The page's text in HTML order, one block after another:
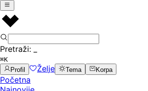
Pretraži:
⌘K
Profil
Želje Tema Korpa
Početna